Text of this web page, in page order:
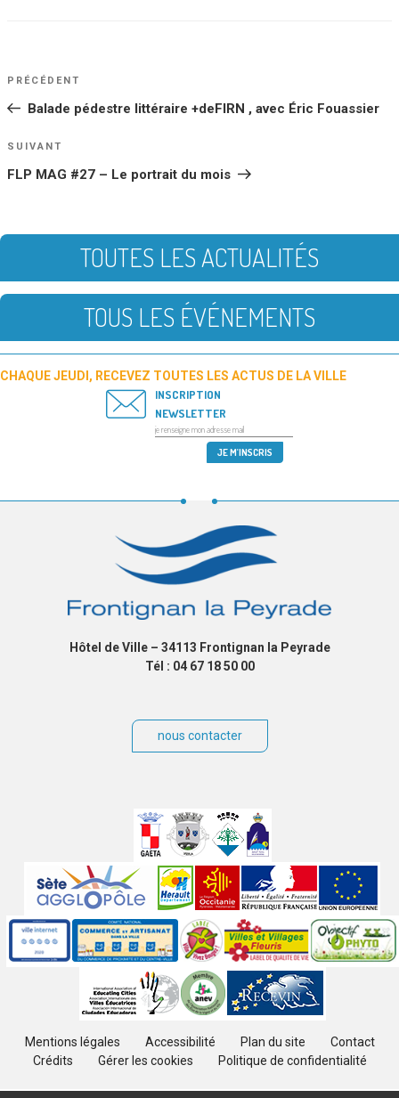
NAVIGATION
DE
Article
PRÉCÉDENT
Balade pédestre littéraire +deFIRN , avec Éric Fouassier
Article
SUIVANT
FLP MAG #27 – Le portrait du mois
TOUTES LES ACTUALITÉS
TOUS LES ÉVÉNEMENTS
CHAQUE JEUDI, RECEVEZ TOUTES LES ACTUS DE LA VILLE
INSCRIPTION
NEWSLETTER
Hôtel de Ville – 34113 Frontignan la Peyrade
Tél : 04 67 18 50 00
nous contacter
partenaires
Labels
Mentions légales Accessibilité Plan du site
Contact
Crédits
Gérer les cookies Politique de confidentialité